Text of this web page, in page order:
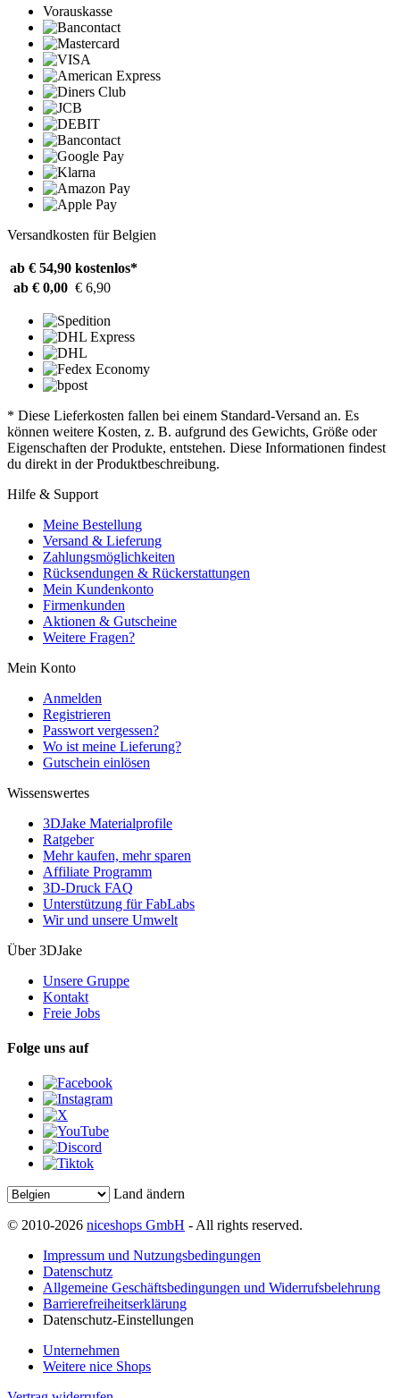
Vorauskasse
Versandkosten für Belgien
ab € 54,90 kostenlos*
ab € 0,00 € 6,90
* Diese Lieferkosten fallen bei einem Standard-Versand an. Es
können weitere Kosten, z. B. aufgrund des Gewichts, Größe oder
Eigenschaften der Produkte, entstehen. Diese Informationen findest
du direkt in der Produktbeschreibung.
Hilfe & Support
Meine Bestellung
Versand & Lieferung
Zahlungsmöglichkeiten
Rücksendungen & Rückerstattungen
Mein Kundenkonto
Firmenkunden
Aktionen & Gutscheine
Weitere Fragen?
Mein Konto
Anmelden
Registrieren
Passwort vergessen?
Wo ist meine Lieferung?
Gutschein einlösen
Wissenswertes
3DJake Materialprofile
Ratgeber
Mehr kaufen, mehr sparen
Affiliate Programm
3D-Druck FAQ
Unterstützung für FabLabs
Wir und unsere Umwelt
Über 3DJake
Unsere Gruppe
Kontakt
Freie Jobs
Folge uns auf
Land ändern
© 2010-2026 niceshops GmbH - All rights reserved.
Impressum und Nutzungsbedingungen
Datenschutz
Allgemeine Geschäftsbedingungen und Widerrufsbelehrung
Barrierefreiheitserklärung
Datenschutz-Einstellungen
Unternehmen
Weitere nice Shops